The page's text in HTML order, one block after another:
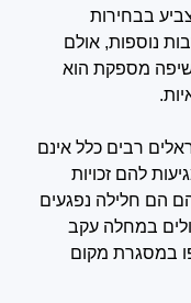
בבחירות
נוספות, אולם
מספקת הוא
רבים כלל אינם
להם זכויות
הם חלילה נפגעים
במחלה עקב
במסגרת מקום